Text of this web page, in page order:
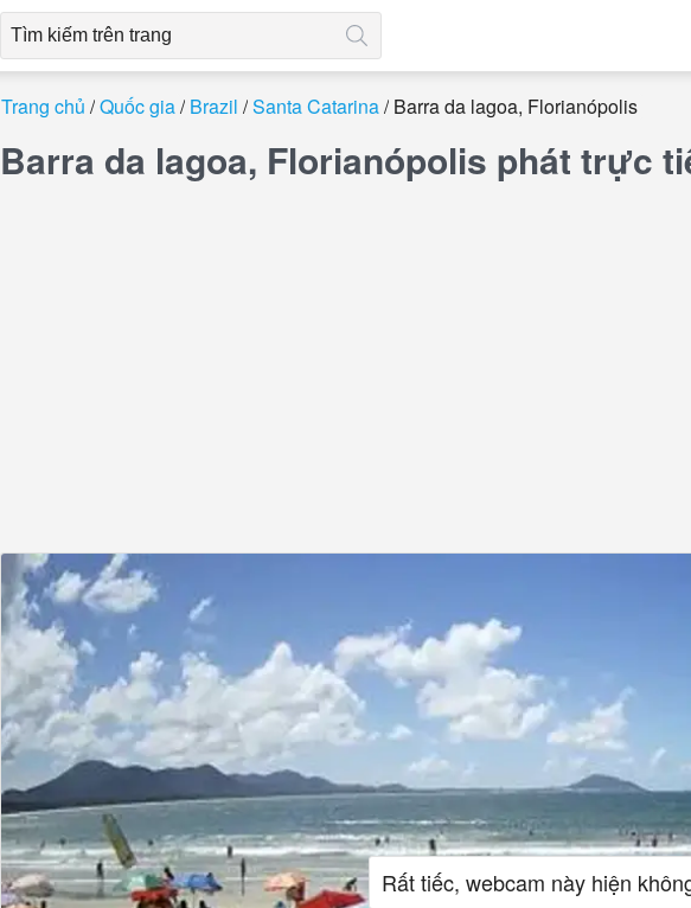
Trang chủ Quốc gia Brazil Santa Catarina Barra da lagoa, Florianópolis
Barra da lagoa, Florianópolis phát trực
Rất tiếc, webcam này hiện